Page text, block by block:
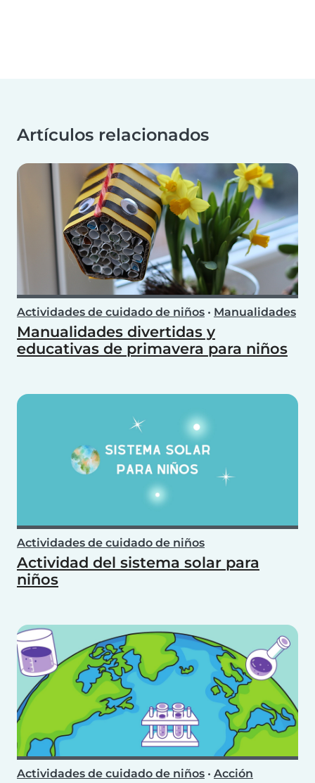
Artículos relacionados
Actividades de cuidado de niños • Manualidades
Manualidades divertidas y
educativas de primavera para niños
Actividades de cuidado de niños
Actividad del sistema solar para
niños
Actividades de cuidado de niños • Acción